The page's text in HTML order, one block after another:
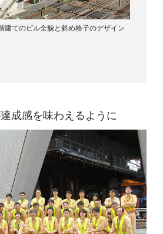
てのビル全貌と斜め格子のデザイン
成感を味わえるように